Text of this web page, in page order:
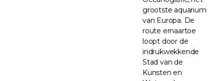
grootste aquarium
van Europa. De
route ernaartoe
loopt door de
indrukwekkende
Stad van de
Kunsten en